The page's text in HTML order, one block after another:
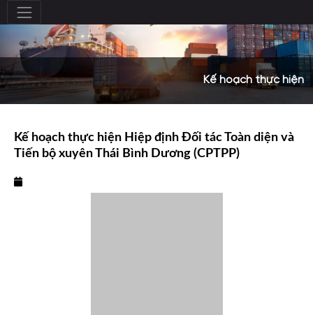
Kế hoạch thực hiện
Kế hoạch thực hiện Hiệp định Đối tác Toàn diện và
Tiến bộ xuyên Thái Bình Dương (CPTPP)